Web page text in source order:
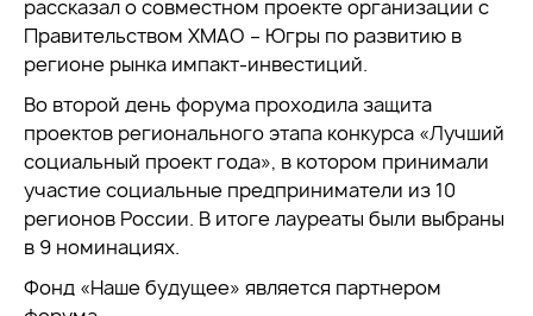
рассказал о совместном проекте организации с
Правительством ХМАО – Югры по развитию в
регионе рынка импакт-инвестиций.
Во второй день форума проходила защита
проектов регионального этапа конкурса «Лучший
социальный проект года», в котором принимали
участие социальные предприниматели из 10
регионов России. В итоге лауреаты были выбраны
в 9 номинациях.
Фонд «Наше будущее» является партнером